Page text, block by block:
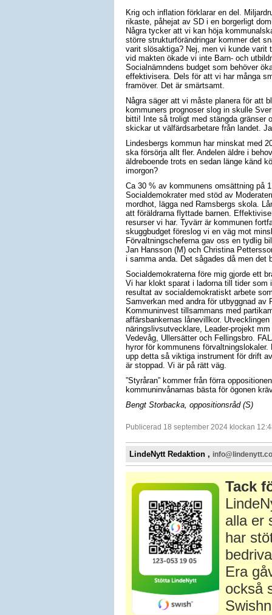
Krig och inflation förklarar en del.
rikaste, påhejat av SD i en borgerligt
Några tycker att vi kan höja
större strukturförändringar kommer det
varit slösaktiga? Nej, men vi kunde varit
vid makten ökade vi inte Barn- och
Socialnämndens budget som behöver
effektivisera. Dels för att vi har många
framöver. Det är smärtsamt.
Några säger att vi måste planera för att
kommuners prognoser slog in skulle
bitti! Inte så troligt med stängda gränser
skickar ut välfärdsarbetare från landet.
Lindesbergs kommun har minskat med
ska försörja allt fler. Andelen äldre i
äldreboende trots en sedan länge känd
imorgon?
Ca 30 % av kommunens omsättning på
Socialdemokrater med stöd av
mordhot, lägga ned Ramsbergs skola.
att föräldrarna flyttade barnen.
resurser vi har. Tyvärr är kommunen
skuggbudget föreslog vi en väg mot
Förvaltningscheferna gav oss en tydlig
Jan Hansson (M) och Christina
i samma anda. Det sågades då men det
Socialdemokraterna före mig gjorde ett
Vi har klokt sparat i ladorna till tider som
resultat av socialdemokratiskt arbete
Samverkan med andra för utbyggnad av
Kommuninvest tillsammans med
affärsbankernas lånevillkor.
näringslivsutvecklare, Leader-projekt
Vedevåg, Ullersätter och Fellingsbro.
hyror för kommunens
upp detta så viktiga instrument för drift
är stoppad. Vi är på rätt väg.
”Styråran” kommer från förra
kommuninvånarnas bästa för ögonen
Bengt Storbacka, oppositionsråd (S)
Publicerad 18 september 2024 klockan
LindeNytt Redaktion ,
Tack
alla er
har
Era
också